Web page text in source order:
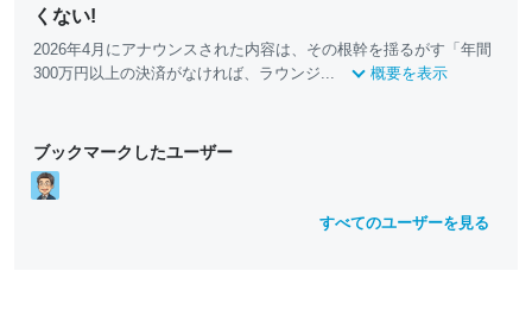
くない!
2026年4月にアナウンスされた内容は、その根幹を揺るがす「年間
300万円以上の決済がなければ、ラウンジ...
概要を表示
ブックマークしたユーザー
すべてのユーザーを見る